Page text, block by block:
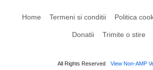
Home Termeni si conditii Politica
Donatii Trimite o stire
All Rights Reserved View Non-AMP